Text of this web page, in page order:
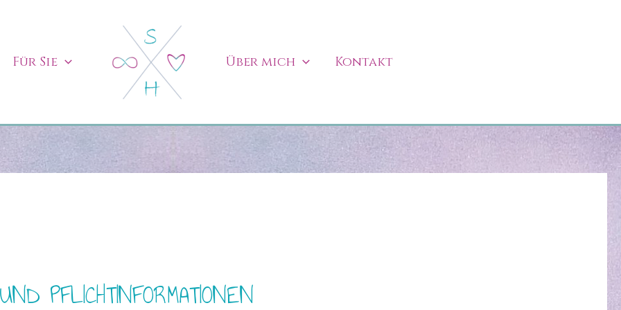
Für Sie Über mich Kontakt
PFLICHTINFORMATIONEN